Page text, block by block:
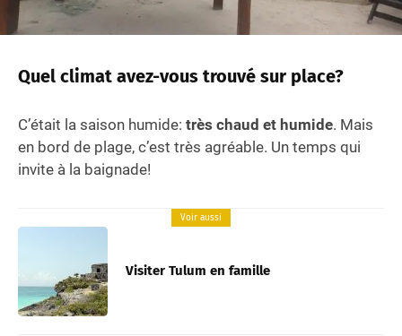
Quel climat avez-vous trouvé sur place?
C’était la saison humide: très chaud et humide. Mais
en bord de plage, c’est très agréable. Un temps qui
invite à la baignade!
Voir aussi
Visiter Tulum en famille